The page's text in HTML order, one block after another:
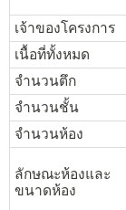
เจ้าของโครงการ
เนื้อที่ทั้งหมด
จำนวนตึก
จำนวนชั้น
จำนวนห้อง
ลักษณะห้องและ
ขนาดห้อง